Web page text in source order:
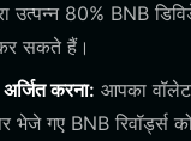
उत्पन्न 80% BNB
कर सकते हैं।
करना: आपका
गए BNB रिवॉर्ड्स